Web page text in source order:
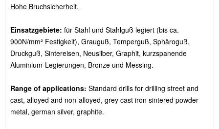
Hohe Bruchsicherheit.
Einsatzgebiete: für Stahl und Stahlguß legiert (bis ca.
900N/mm² Festigkeit), Grauguß, Temperguß, Sphäroguß,
Druckguß, Sintereisen, Neusilber, Graphit, kurzspanende
Aluminium-Legierungen, Bronze und Messing.
Range of applications: Standard drills for drilling street and
cast, alloyed and non-alloyed, grey cast iron sintered powder
metal, german silver, graphite.